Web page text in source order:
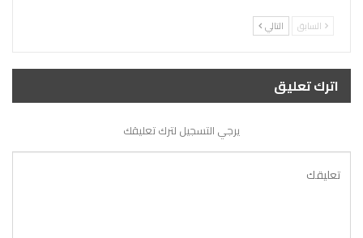
السابق التالي
اترك تعليق
يرجي التسجيل لترك تعليقك